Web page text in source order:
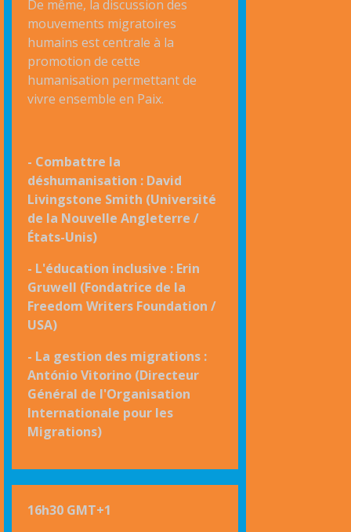
De même, la discussion des
mouvements migratoires
humains est centrale à la
promotion de cette
humanisation permettant de
vivre ensemble en Paix.
- Combattre la
déshumanisation : David
Livingstone Smith (Université
de la Nouvelle Angleterre /
États-Unis)
- L'éducation inclusive : Erin
Gruwell (Fondatrice de la
Freedom Writers Foundation /
USA)
- La gestion des migrations :
António Vitorino (Directeur
Général de l'Organisation
Internationale pour les
Migrations)
16h30 GMT+1